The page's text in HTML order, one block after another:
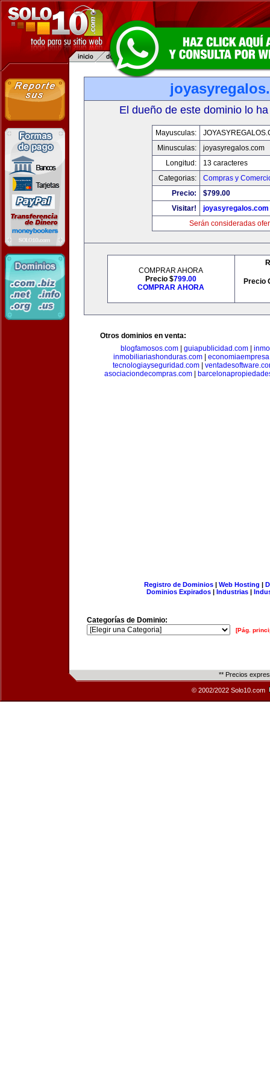
El dueño de este dominio lo
Mayusculas:
Minusculas:
joyasyregalos.com
Longitud:
13 caracteres
Categorias:
Compras y
Precio:
$799.00
Visitar!
joyasyregalos.com
Serán consideradas
COMPRAR AHORA
Precio $799.00
COMPRAR AHORA
Precio
Otros dominios en venta:
blogfamosos.com
guiapublicidad.com
inmobiliariashonduras.com
tecnologiayseguridad.com|
asociaciondecompras.com|
Registro de Dominios| Web Hosting |
Dominios Expirados | Industrias |
Categorías de Dominio:
[Pág.
** Precios
© 2002/2022 Solo10.com